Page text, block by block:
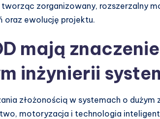
zorganizowany, rozszerzalny
oraz ewolucję projektu.
mają
inżynierii
złożonością w systemach o dużym
motoryzacja i technologia